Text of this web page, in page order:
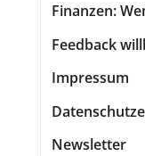
Finanzen:
Feedback
Impressum
Newsletter